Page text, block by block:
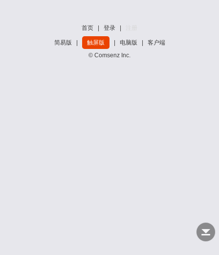
首页 登录
简易版 触屏版 电脑版
客户端
© Comsenz Inc.